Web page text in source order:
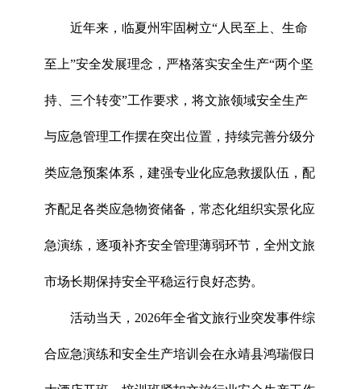
近年来，临夏州牢固树立“人民至上、生命
至上”安全发展理念，严格落实安全生产“两个坚
持、三个转变”工作要求，将文旅领域安全生产
与应急管理工作摆在突出位置，持续完善分级分
类应急预案体系，建强专业化应急救援队伍，配
齐配足各类应急物资储备，常态化组织实景化应
急演练，逐项补齐安全管理薄弱环节，全州文旅
市场长期保持安全平稳运行良好态势。
活动当天，2026年全省文旅行业突发事件综
合应急演练和安全生产培训会在永靖县鸿瑞假日